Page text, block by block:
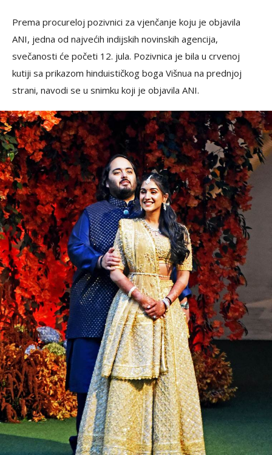
Prema procureloj pozivnici za vjenčanje koju je objavila
ANI, jedna od najvećih indijskih novinskih agencija,
svečanosti će početi 12. jula. Pozivnica je bila u crvenoj
kutiji sa prikazom hinduističkog boga Višnua na prednjoj
strani, navodi se u snimku koji je objavila ANI.